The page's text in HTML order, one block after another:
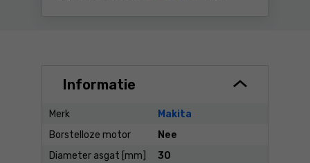
Informatie
Merk
Makita
Borstelloze motor
Nee
Diameter asgat [mm]
30